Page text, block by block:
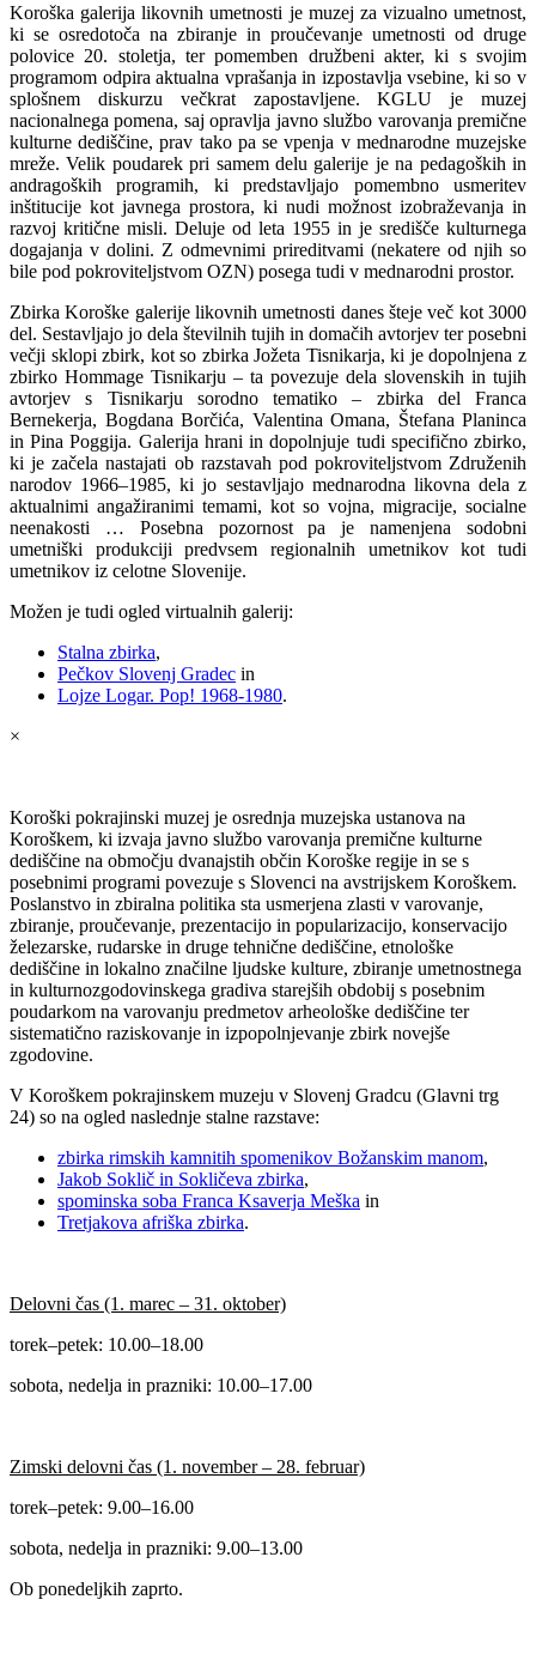
Koroška galerija likovnih umetnosti je muzej za vizualno umetnost,
ki se osredotoča na zbiranje in proučevanje umetnosti od druge
polovice 20. stoletja, ter pomemben družbeni akter, ki s svojim
programom odpira aktualna vprašanja in izpostavlja vsebine, ki so v
splošnem diskurzu večkrat zapostavljene. KGLU je muzej
nacionalnega pomena, saj opravlja javno službo varovanja premične
kulturne dediščine, prav tako pa se vpenja v mednarodne muzejske
mreže. Velik poudarek pri samem delu galerije je na pedagoških in
andragoških programih, ki predstavljajo pomembno usmeritev
inštitucije kot javnega prostora, ki nudi možnost izobraževanja in
razvoj kritične misli. Deluje od leta 1955 in je središče kulturnega
dogajanja v dolini. Z odmevnimi prireditvami (nekatere od njih so
bile pod pokroviteljstvom OZN) posega tudi v mednarodni prostor.
Zbirka Koroške galerije likovnih umetnosti danes šteje več kot 3000
del. Sestavljajo jo dela številnih tujih in domačih avtorjev ter posebni
večji sklopi zbirk, kot so zbirka Jožeta Tisnikarja, ki je dopolnjena z
zbirko Hommage Tisnikarju – ta povezuje dela slovenskih in tujih
avtorjev s Tisnikarju sorodno tematiko – zbirka del Franca
Bernekerja, Bogdana Borčića, Valentina Omana, Štefana Planinca
in Pina Poggija. Galerija hrani in dopolnjuje tudi specifično zbirko,
ki je začela nastajati ob razstavah pod pokroviteljstvom Združenih
narodov 1966–1985, ki jo sestavljajo mednarodna likovna dela z
aktualnimi angažiranimi temami, kot so vojna, migracije, socialne
neenakosti … Posebna pozornost pa je namenjena sodobni
umetniški produkciji predvsem regionalnih umetnikov kot tudi
umetnikov iz celotne Slovenije.
Možen je tudi ogled virtualnih galerij:
Stalna zbirka,
Pečkov Slovenj Gradec in
Lojze Logar. Pop! 1968-1980.
×
Koroški pokrajinski muzej je osrednja muzejska ustanova na
Koroškem, ki izvaja javno službo varovanja premične kulturne
dediščine na območju dvanajstih občin Koroške regije in se s
posebnimi programi povezuje s Slovenci na avstrijskem Koroškem.
Poslanstvo in zbiralna politika sta usmerjena zlasti v varovanje,
zbiranje, proučevanje, prezentacijo in popularizacijo, konservacijo
železarske, rudarske in druge tehnične dediščine, etnološke
dediščine in lokalno značilne ljudske kulture, zbiranje umetnostnega
in kulturnozgodovinskega gradiva starejših obdobij s posebnim
poudarkom na varovanju predmetov arheološke dediščine ter
sistematično raziskovanje in izpopolnjevanje zbirk novejše
zgodovine.
V Koroškem pokrajinskem muzeju v Slovenj Gradcu (Glavni trg
24) so na ogled naslednje stalne razstave:
zbirka rimskih kamnitih spomenikov Božanskim manom,
Jakob Soklič in Sokličeva zbirka,
spominska soba Franca Ksaverja Meška in
Tretjakova afriška zbirka.
Delovni čas (1. marec – 31. oktober)
torek–petek: 10.00–18.00
sobota, nedelja in prazniki: 10.00–17.00
Zimski delovni čas (1. november – 28. februar)
torek–petek: 9.00–16.00
sobota, nedelja in prazniki: 9.00–13.00
Ob ponedeljkih zaprto.